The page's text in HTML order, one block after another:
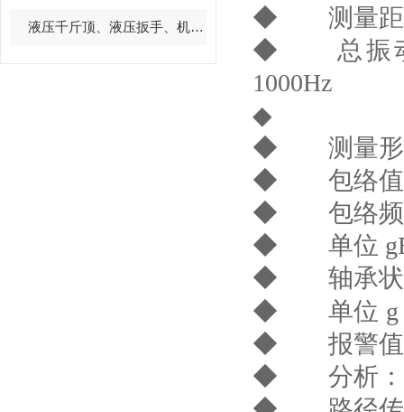
液压千斤顶、液压扳手、机修工具系列
◆ 测量距
◆ 总振动
1000Hz
◆
◆ 测量形
◆ 包络值
◆ 包络频
◆ 单位
◆ 轴承状
◆ 单位
◆ 报警值
◆ 分析：同